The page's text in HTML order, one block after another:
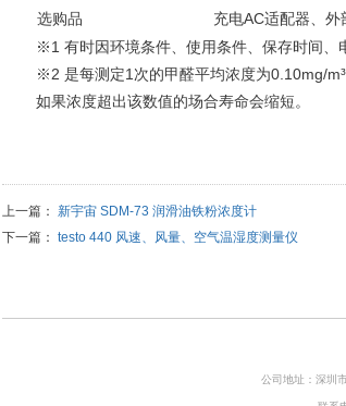
选购品
充电AC适配器、
※1 有时因环境条件、使用条件、保存时间、
※2 是每测定1次的甲醛平均浓度为0.10mg/
如果浓度超出该数值的场合寿命会缩短。
上一篇： 新宇宙 SDM-73 润滑油铁粉浓度计
下一篇： testo 440 风速、风量、空气温湿度测量仪
公司地址：深圳